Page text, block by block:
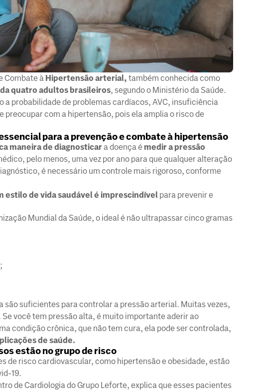
Combate à Hipertensão arterial, também conhecida como
quatro adultos brasileiros, segundo o Ministério da Saúde.
a probabilidade de problemas cardíacos, AVC, insuficiência
preocupar com a hipertensão, pois ela amplia o risco de
para a prevenção e combate à hipertensão
maneira de diagnosticara doença é medir a pressão
pelo menos, uma vez por ano para que qualquer alteração
é necessário um controle mais rigoroso, conforme
estilo de vida saudável é imprescindível para prevenir e
Mundial da Saúde, o ideal é não ultrapassar cinco gramas
são suficientes para controlar a pressão arterial. Muitas vezes,
você tem pressão alta, é muito importante aderir ao
condição crônica, que não tem cura, ela pode ser controlada,
de saúde.
estão no grupo de risco
de risco cardiovascular, como hipertensão e obesidade, estão
19.
de Cardiologia do Grupo Leforte, explica que esses pacientes